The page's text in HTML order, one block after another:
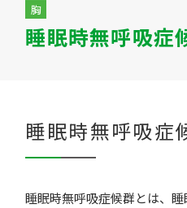
胸
睡眠時無呼吸症
睡眠時無呼吸症
睡眠時無呼吸症候群とは、